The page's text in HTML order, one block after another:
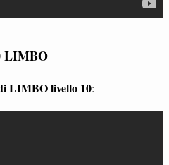
LIMBO
LIMBO livello 10: